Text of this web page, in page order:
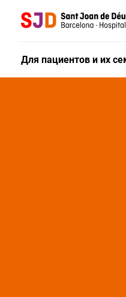
основному
Для пациентов и их